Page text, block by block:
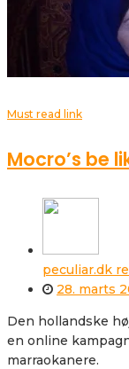
Must read link
Mocro’s be
peculiar.dk
28. marts
Den hollandske
en online
marraokanere.